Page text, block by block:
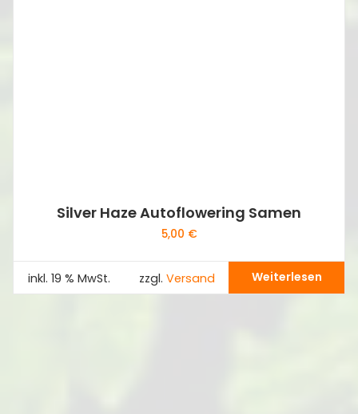
Silver Haze Autoflowering Samen
5,00 €
inkl. 19 % MwSt. zzgl. Versand Weiterlesen